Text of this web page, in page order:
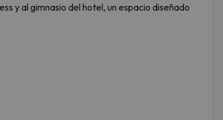
y al gimnasio del hotel, un espacio diseñado